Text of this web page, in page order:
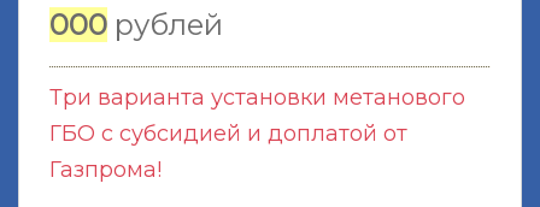
000 рублей
Три варианта установки метанового
ГБО с субсидией и доплатой от
Газпрома!